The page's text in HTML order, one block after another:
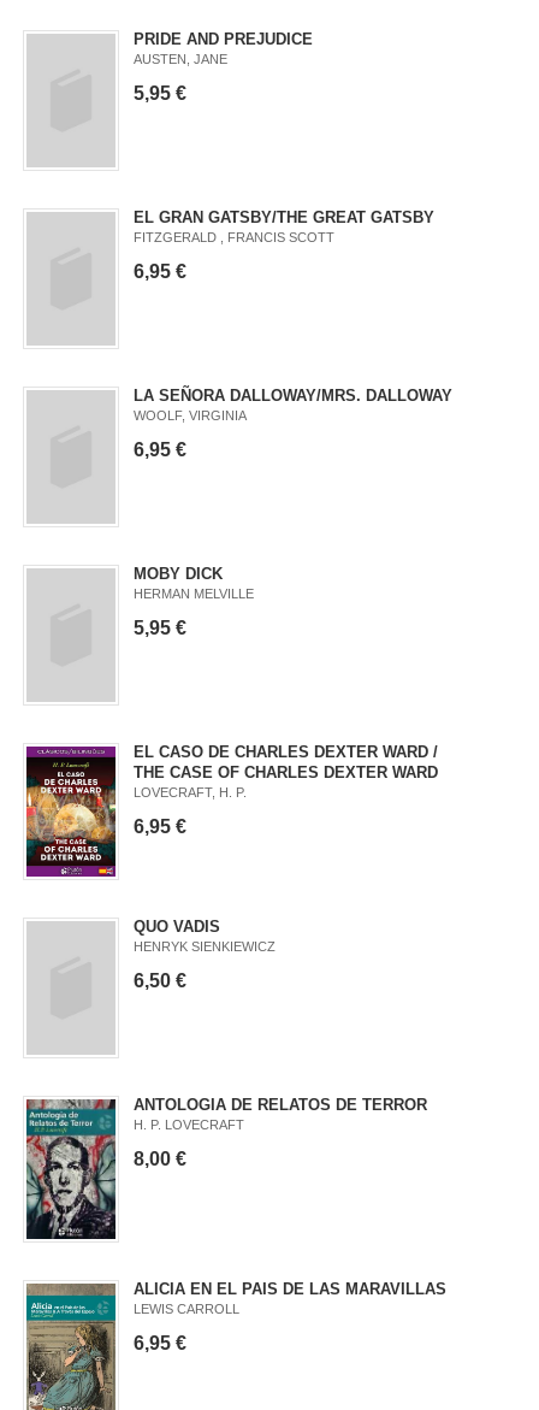
PRIDE AND PREJUDICE
AUSTEN, JANE
5,95 €
EL GRAN GATSBY/THE GREAT GATSBY
FITZGERALD , FRANCIS SCOTT
6,95 €
LA SEÑORA DALLOWAY/MRS. DALLOWAY
WOOLF, VIRGINIA
6,95 €
MOBY DICK
HERMAN MELVILLE
5,95 €
EL CASO DE CHARLES DEXTER WARD /
THE CASE OF CHARLES DEXTER WARD
LOVECRAFT, H. P.
6,95 €
QUO VADIS
HENRYK SIENKIEWICZ
6,50 €
ANTOLOGIA DE RELATOS DE TERROR
H. P. LOVECRAFT
8,00 €
ALICIA EN EL PAIS DE LAS MARAVILLAS
LEWIS CARROLL
6,95 €